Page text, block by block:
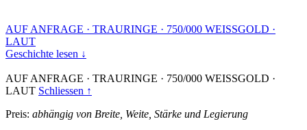
AUF ANFRAGE · TRAURINGE · 750/000 WEISSGOLD ·
LAUT
Geschichte lesen ↓
AUF ANFRAGE · TRAURINGE · 750/000 WEISSGOLD ·
LAUT Schliessen ↑
Preis: abhängig von Breite, Weite, Stärke und Legierung